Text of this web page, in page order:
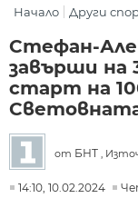
Начало Други
Стефан-
завърши на
старт на
от БНТ ,
14:10, 10.02.2024